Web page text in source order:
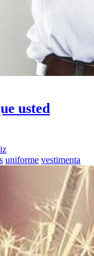
usted
uniforme vestimenta